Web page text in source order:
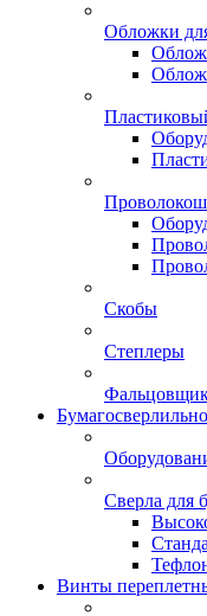
Обложки
Скобы
Степлеры
Сверла для
Винты